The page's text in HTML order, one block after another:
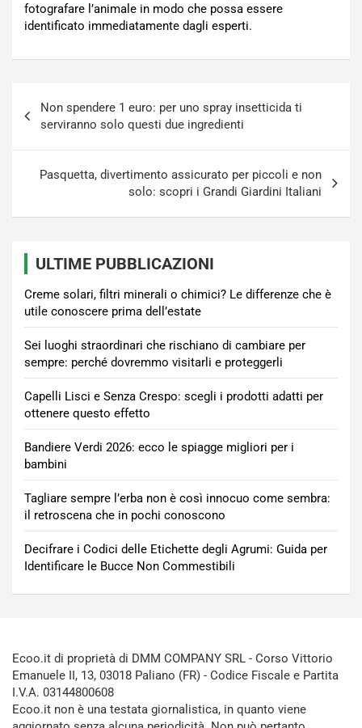
fotografare l’animale in modo che possa essere
identificato immediatamente dagli esperti.
articoli
Non spendere 1 euro: per uno spray insetticida ti
serviranno solo questi due ingredienti
Pasquetta, divertimento assicurato per piccoli e non
solo: scopri i Grandi Giardini Italiani
ULTIME PUBBLICAZIONI
Creme solari, filtri minerali o chimici? Le differenze che è
utile conoscere prima dell’estate
Sei luoghi straordinari che rischiano di cambiare per
sempre: perché dovremmo visitarli e proteggerli
Capelli Lisci e Senza Crespo: scegli i prodotti adatti per
ottenere questo effetto
Bandiere Verdi 2026: ecco le spiagge migliori per i
bambini
Tagliare sempre l’erba non è così innocuo come sembra:
il retroscena che in pochi conoscono
Decifrare i Codici delle Etichette degli Agrumi: Guida per
Identificare le Bucce Non Commestibili
Ecoo.it di proprietà di DMM COMPANY SRL - Corso Vittorio
Emanuele II, 13, 03018 Paliano (FR) - Codice Fiscale e Partita
I.V.A. 03144800608
Ecoo.it non è una testata giornalistica, in quanto viene